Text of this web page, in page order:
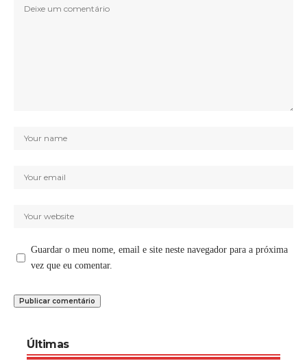
Guardar o meu nome, email e site neste navegador para a próxima
vez que eu comentar.
Últimas